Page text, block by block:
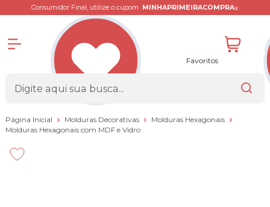
Consumidor Final, utilize o cupom MINHAPRIMEIRACOMPRAx
Favoritos
Página Inicial Molduras Decorativas
Molduras Hexagonais
Molduras Hexagonais com MDF e Vidro